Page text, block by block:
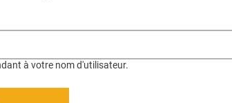
à votre nom d'utilisateur.